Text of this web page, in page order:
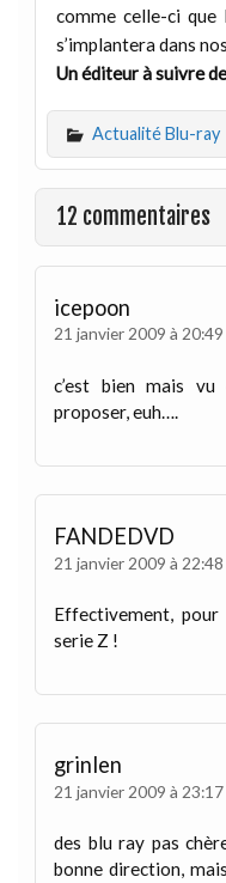
comme celle-ci
s’implantera dans
Un éditeur à suivre
Actualité Blu-ray
12 commentaires
icepoon
21 janvier 2009 à 20:49
c’est bien mais
proposer, euh….
FANDEDVD
21 janvier 2009 à 22:48
Effectivement,
serie Z !
grinlen
21 janvier 2009 à 23:17
des blu ray pas
bonne direction,